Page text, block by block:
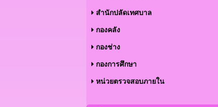
สำนักปลัดเทศบาล
กองคลัง
กองช่าง
กองการศึกษา
หน่วยตรวจสอบภายใน